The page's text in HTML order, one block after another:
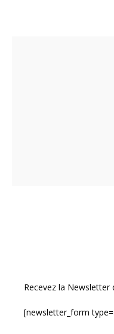
Recevez la Newsletter
[newsletter_form